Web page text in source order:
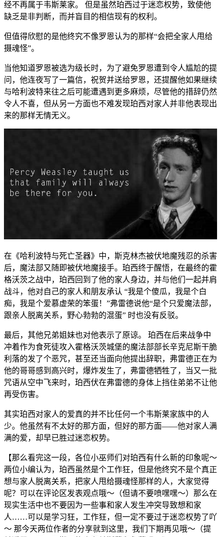
经不再属于韦斯莱家。 但是虽然珀西过于迷恋权势，致使他
缺乏是非判断，而并盲目的相信现有的权利。
但值得欣慰的是他终究不像罗恩认为的那样“会把全家人甩给
摄魂怪”。
当他知道罗恩被选为级长时，为了避免罗恩遭到令人尴尬的提
问，他连夜写了一篇信，祝贺并送给罗恩，还提醒他如果继续
与哈利波特来往之后可能遭遇到更多麻烦，尽管他的措辞仍然
令人不喜，但从另一方面也不难发现珀西对家人并非他表现出
来的那样无情无义。
在《哈利波特与死亡圣器》中，斯克林杰被伏地魔残忍的杀害
后，魔法部又随即被伏地魔接手。珀西终于醒悟，在最终的霍
格沃茨之战中，珀西回到了他的家人身边，并与他们一起并肩
战斗，他对自己的家人和朋友承认 “我是个傻瓜，我是个白
痴，我是个爱慕虚荣的笨蛋！”弗雷德说他“是个只爱魔法部，
跟亲人脱离关系，野心勃勃的混蛋” 时也没有反驳。
最后，其他兄弟姐妹也对他表示了原谅。 珀西在后来战争中
冲着作为食死徒攻入霍格沃茨城堡的魔法部部长辛克尼斯干脆
利落的发了个恶咒，甚至还当面向他提出辞职，弗雷德正在为
他的哥哥感到高兴时，爆炸发生了，弗雷德牺牲了，当又一批
咒语从空中飞来时，珀西伏在弗雷德的身体上挡住弟弟不让他
再受伤害。
其实珀西对家人的爱真的并不比任何一个韦斯莱家族中的人
少。他虽然有不太好的那方面，但好的那方面——他对家人满
满的爱，却早已胜过迷恋权势。
【那么看完这一段，各位小巫师们对珀西有什么新的印象呢～
两位小编认为，珀西虽然是个工作狂，但是他终究不是个真正
想与家人脱离关系，把家人甩给摄魂怪那样的人，大家觉得
呢？可以在评论区发表观点哦～（但请不要喷嘿嘿～）那么在
现实生活中也不要因为一些事和家人发生冲突导致想和家
人……可以是学习狂，工作狂，但一定不要过于迷恋权势了吖
～ 那今天两位作者的分享就到这里，我们下期再见哦～（提